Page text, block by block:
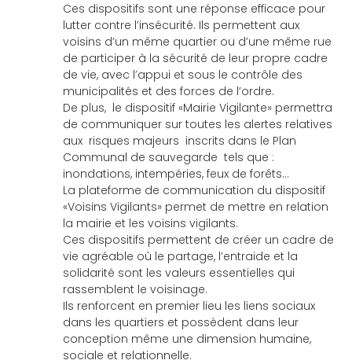
Ces dispositifs sont une réponse efficace pour
lutter contre l’insécurité. Ils permettent aux
voisins d’un même quartier ou d’une même rue
de participer à la sécurité de leur propre cadre
de vie, avec l’appui et sous le contrôle des
municipalités et des forces de l’ordre.
De plus, le dispositif «Mairie Vigilante» permettra
de communiquer sur toutes les alertes relatives
aux risques majeurs inscrits dans le Plan
Communal de sauvegarde tels que :
inondations, intempéries, feux de forêts...
La plateforme de communication du dispositif
«Voisins Vigilants» permet de mettre en relation
la mairie et les voisins vigilants.
Ces dispositifs permettent de créer un cadre de
vie agréable où le partage, l’entraide et la
solidarité sont les valeurs essentielles qui
rassemblent le voisinage.
Ils renforcent en premier lieu les liens sociaux
dans les quartiers et possèdent dans leur
conception même une dimension humaine,
sociale et relationnelle.